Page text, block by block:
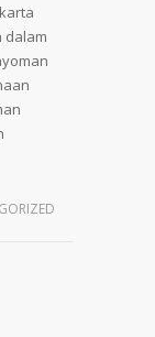
dalam